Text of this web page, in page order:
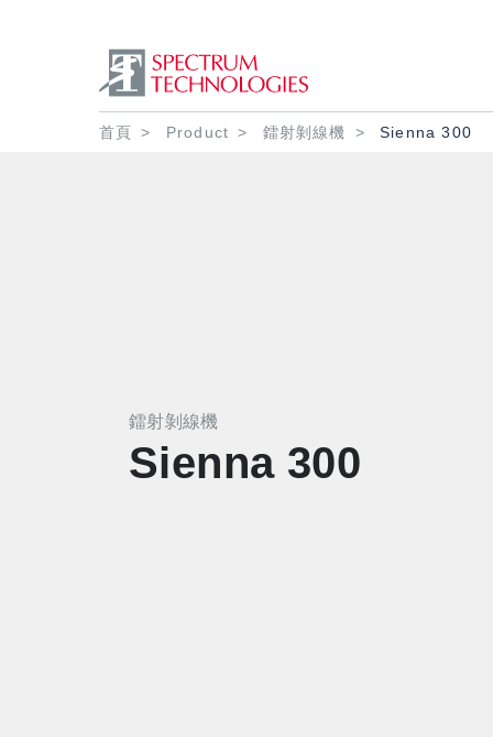
導航連結
首頁 Product 鐳射剝線機 Sienna 300
鐳射剝線機
Sienna 300